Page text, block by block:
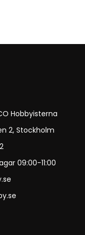
Hobbyisterna
2, Stockholm
09:00-11:00